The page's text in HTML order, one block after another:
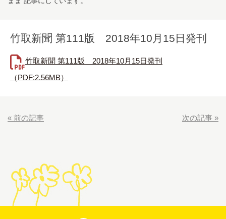
竹取新聞 第111版 2018年10月15日発刊
竹取新聞 第111版 2018年10月15日発刊
（PDF:2.56MB）
« 前の記事 次の記事 »